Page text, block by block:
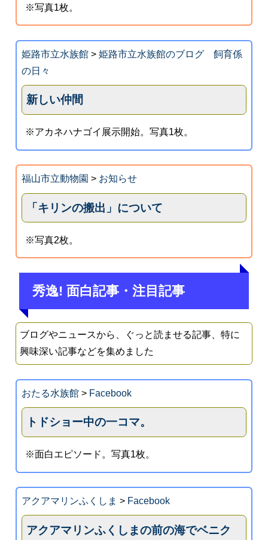
※写真1枚。
姫路市立水族館> 姫路市立水族館のブログ 飼育係
の日々
新しい仲間
※アカネハナゴイ展示開始。写真1枚。
福山市立動物園 > お知らせ
「キリンの搬出」について
※写真2枚。
秀逸! 面白記事・注目記事
ブログやニュースから、ぐっと読ませる記事、特に
興味深い記事などを集めました
おたる水族館> Facebook
トドショー中の一コマ。
※面白エピソード。写真1枚。
アクアマリンふくしま > Facebook
アクアマリンふくしまの前の海でベニク